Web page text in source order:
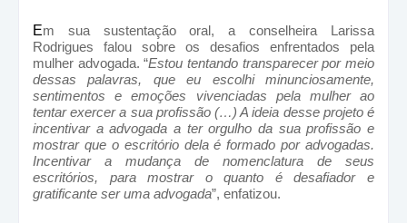
Em sua sustentação oral, a conselheira Larissa
Rodrigues falou sobre os desafios enfrentados pela
mulher advogada. “Estou tentando transparecer por meio
dessas palavras, que eu escolhi minunciosamente,
sentimentos e emoções vivenciadas pela mulher ao
tentar exercer a sua profissão (…) A ideia desse projeto é
incentivar a advogada a ter orgulho da sua profissão e
mostrar que o escritório dela é formado por advogadas.
Incentivar a mudança de nomenclatura de seus
escritórios, para mostrar o quanto é desafiador e
gratificante ser uma advogada”, enfatizou.